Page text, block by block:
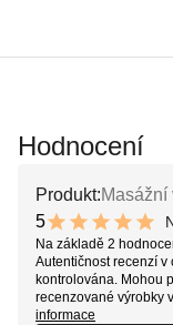
Hodnocení
Produkt:
5
10 out of 10 stars
Na základě 2
Autentičnost recenzí
kontrolována. Mohou
recenzované výrobky
informace